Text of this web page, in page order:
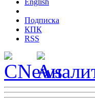
English
Подписка
КПК
RSS